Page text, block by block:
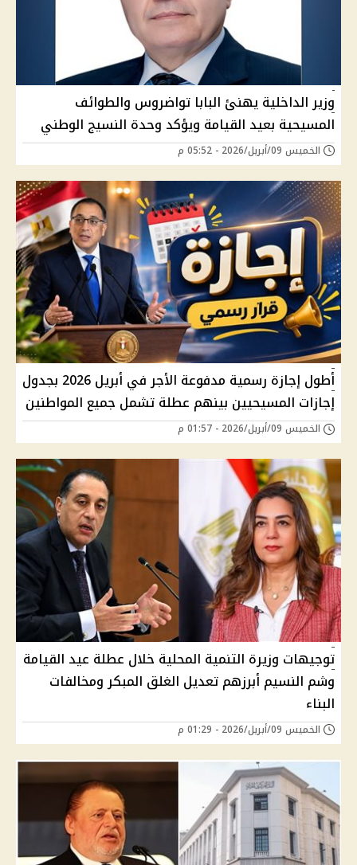
وزير الداخلية يهنئ البابا تواضروس والطوائف
المسيحية بعيد القيامة ويؤكد وحدة النسيج الوطني
الخميس 09/أبريل/2026 - 05:52 م
أطول إجازة رسمية مدفوعة الأجر في أبريل 2026 بجدول
إجازات المسيحيين بينهم عطلة تشمل جميع المواطنين
الخميس 09/أبريل/2026 - 01:57 م
توجيهات وزيرة التنمية المحلية خلال عطلة عيد القيامة
وشم النسيم أبرزهم تعديل الغلق المبكر ومخالفات
البناء
الخميس 09/أبريل/2026 - 01:29 م